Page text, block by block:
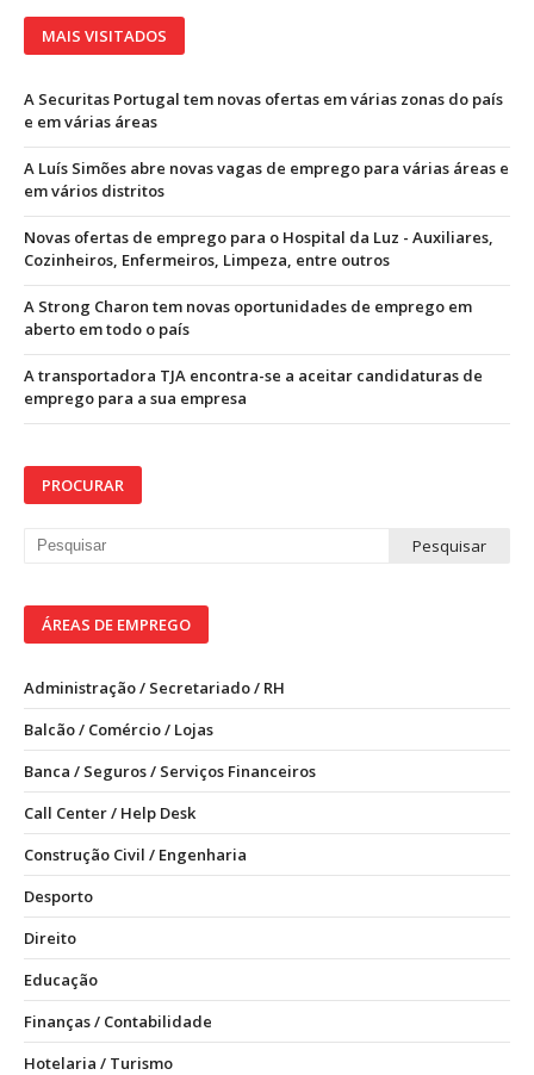
MAIS VISITADOS
A Securitas Portugal tem novas ofertas em várias zonas do país
e em várias áreas
A Luís Simões abre novas vagas de emprego para várias áreas e
em vários distritos
Novas ofertas de emprego para o Hospital da Luz - Auxiliares,
Cozinheiros, Enfermeiros, Limpeza, entre outros
A Strong Charon tem novas oportunidades de emprego em
aberto em todo o país
A transportadora TJA encontra-se a aceitar candidaturas de
emprego para a sua empresa
PROCURAR
ÁREAS DE EMPREGO
Administração / Secretariado / RH
Balcão / Comércio / Lojas
Banca / Seguros / Serviços Financeiros
Call Center / Help Desk
Construção Civil / Engenharia
Desporto
Direito
Educação
Finanças / Contabilidade
Hotelaria / Turismo